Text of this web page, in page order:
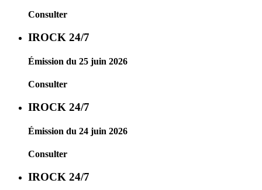
Consulter
IROCK 24/7
Émission du 25 juin 2026
Consulter
IROCK 24/7
Émission du 24 juin 2026
Consulter
IROCK 24/7